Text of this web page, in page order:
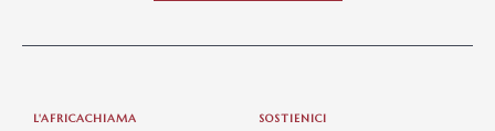
L'AFRICACHIAMA SOSTIENICI